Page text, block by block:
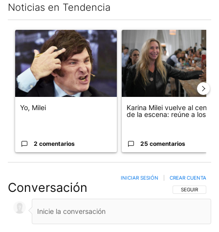
Noticias en Tendencia
Este listado muestra los artículos con más comentarios en los
Un artículo de tendencia con el título "Yo, Milei" con 2
Yo, Milei
2 comentarios
Un artículo de tendencia con
Karina Milei vuelve al centro
de la escena: reúne a los...
25 comentarios
Conversación SIGA ESTA
SEGUIR
INICIAR SESIÓN CREAR CUENTA